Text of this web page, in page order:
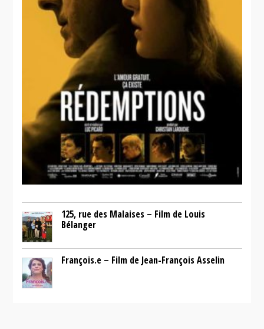
125, rue des Malaises – Film de Louis
Bélanger
François.e – Film de Jean-François Asselin